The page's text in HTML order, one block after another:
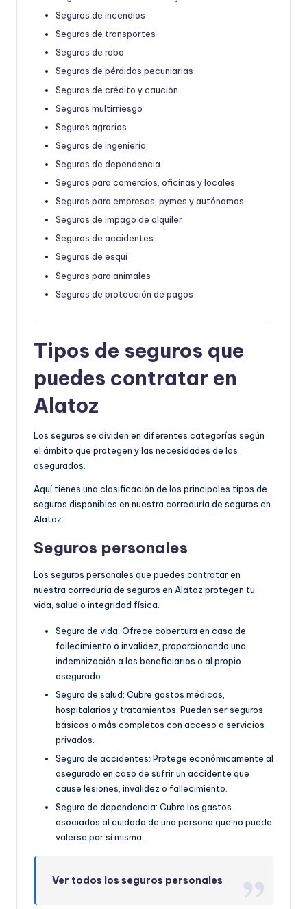
Seguros de incendios
Seguros de transportes
Seguros de robo
Seguros de pérdidas pecuniarias
Seguros de crédito y caución
Seguros multirriesgo
Seguros agrarios
Seguros de ingeniería
Seguros de dependencia
Seguros para comercios, oficinas y locales
Seguros para empresas, pymes y autónomos
Seguros de impago de alquiler
Seguros de accidentes
Seguros de esquí
Seguros para animales
Seguros de protección de pagos
Tipos de seguros que
puedes contratar en
Alatoz
Los seguros se dividen en diferentes categorías según
el ámbito que protegen y las necesidades de los
asegurados.
Aquí tienes una clasificación de los principales tipos de
seguros disponibles en nuestra correduría de seguros en
Alatoz:
Seguros personales
Los seguros personales que puedes contratar en
nuestra correduría de seguros en Alatoz protegen tu
vida, salud o integridad física.
Seguro de vida: Ofrece cobertura en caso de
fallecimiento o invalidez, proporcionando una
indemnización a los beneficiarios o al propio
asegurado.
Seguro de salud: Cubre gastos médicos,
hospitalarios y tratamientos. Pueden ser seguros
básicos o más completos con acceso a servicios
privados.
Seguro de accidentes: Protege económicamente al
asegurado en caso de sufrir un accidente que
cause lesiones, invalidez o fallecimiento.
Seguro de dependencia: Cubre los gastos
asociados al cuidado de una persona que no puede
valerse por sí misma.
Ver todos los seguros personales